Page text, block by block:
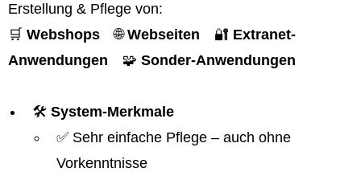
Erstellung & Pflege von:
🛒 Webshops 🌐Webseiten 🔐 Extranet-
Anwendungen 🧩 Sonder-Anwendungen
🛠️ System-Merkmale
✅ Sehr einfache Pflege – auch ohne
Vorkenntnisse